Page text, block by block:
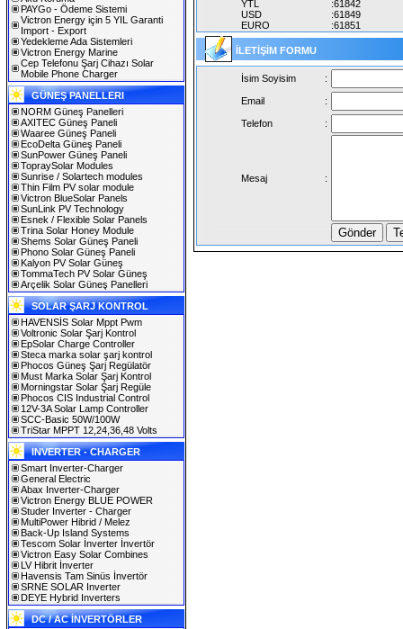
PAYGo - Ödeme Sistemi
Victron Energy için 5 YIL Garanti
Import - Export
Yedekleme Ada Sistemleri
Victron Energy Marine
Cep Telefonu Şarj Cihazı Solar
Mobile Phone Charger
GÜNEŞ PANELLERI
NORM Güneş Panelleri
AXITEC Güneş Paneli
Waaree Güneş Paneli
EcoDelta Güneş Paneli
SunPower Güneş Paneli
TopraySolar Modules
Sunrise / Solartech modules
Thin Film PV solar module
Victron BlueSolar Panels
SunLink PV Technology
Esnek / Flexible Solar Panels
Trina Solar Honey Module
Shems Solar Güneş Paneli
Phono Solar Güneş Paneli
Kalyon PV Solar Güneş
TommaTech PV Solar Güneş
Arçelik Solar Güneş Panelleri
SOLAR ŞARJ KONTROL
HAVENSİS Solar Mppt Pwm
Voltronic Solar Şarj Kontrol
EpSolar Charge Controller
Steca marka solar şarj kontrol
Phocos Güneş Şarj Regülatör
Must Marka Solar Şarj Kontrol
Morningstar Solar Şarj Regüle
Phocos CIS Industrial Control
12V-3A Solar Lamp Controller
SCC-Basic 50W/100W
TriStar MPPT 12,24,36,48 Volts
INVERTER - CHARGER
Smart Inverter-Charger
General Electric
Abax Inverter-Charger
Victron Energy BLUE POWER
Studer Inverter - Charger
MultiPower Hibrid / Melez
Back-Up Island Systems
Tescom Solar İnverter İnvertör
Victron Easy Solar Combines
LV Hibrit İnverter
Havensis Tam Sinüs İnvertör
SRNE SOLAR Inverter
DEYE Hybrid Inverters
DC / AC İNVERTÖRLER
YTL
:61842
USD
:61849
EURO
:61851
İLETİŞİM FORMU
İsim Soyisim :
Email :
Telefon :
Mesaj :